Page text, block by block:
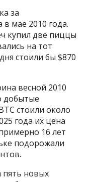
за
мае 2010 года.
купил две пиццы
на тот
стоили бы $870
весной 2010
добытые
стоили около
года их цена
16 лет
подорожали
новых